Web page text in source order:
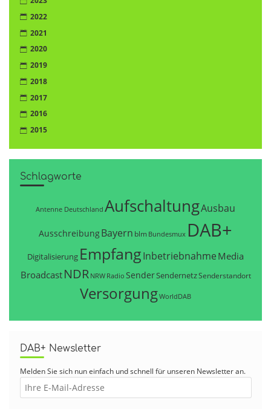
2022
2021
2020
2019
2018
2017
2016
2015
Schlagworte
Antenne Deutschland AufschaltungAusbau
AusschreibungBayern blm Bundesmux DAB+
Digitalisierung EmpfangInbetriebnahme Media
Broadcast NDR NRW Radio SenderSendernetzSenderstandort
VersorgungWorldDAB
DAB+ Newsletter
Melden Sie sich nun einfach und schnell für unseren Newsletter an.